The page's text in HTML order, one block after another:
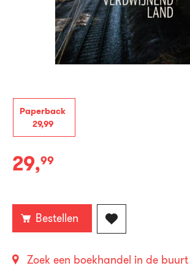
Paperback
29,99
Paperback:
29,99
Bestellen
Zoek een boekhandel in de buurt